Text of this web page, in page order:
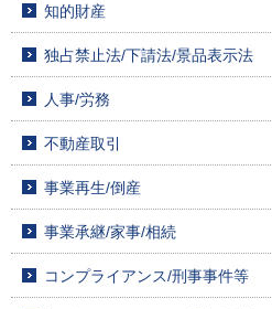
知的財産
独占禁止法/下請法/景品表示法
人事/労務
不動産取引
事業再生/倒産
事業承継/家事/相続
コンプライアンス/刑事事件等